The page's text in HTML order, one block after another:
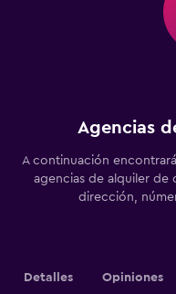
Agencias
A continuación
agencias de alquiler de
dirección,
Detalles Opiniones